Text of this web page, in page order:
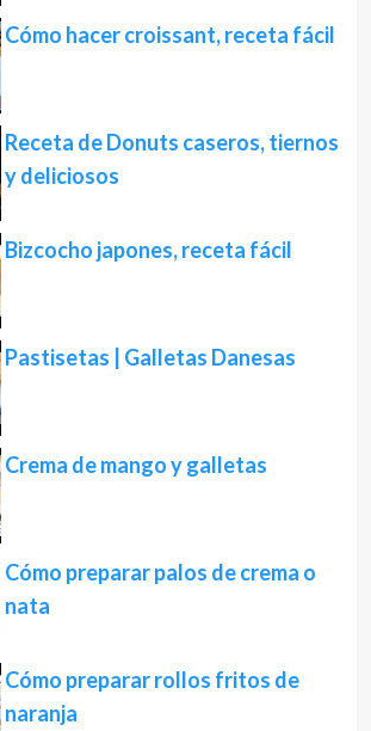
Cómo hacer croissant, receta fácil
Receta de Donuts caseros, tiernos
y deliciosos
Bizcocho japones, receta fácil
Pastisetas | Galletas Danesas
Crema de mango y galletas
Cómo preparar palos de crema o
nata
Cómo preparar rollos fritos de
naranja